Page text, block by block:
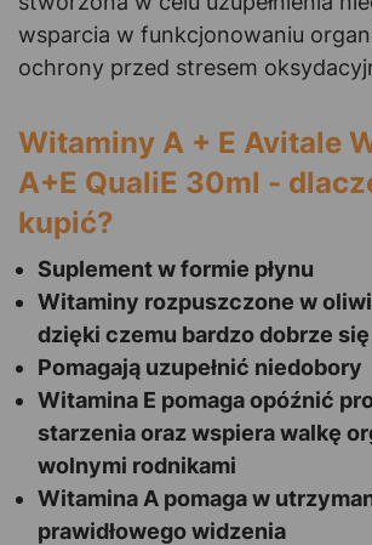
wsparcia w funkcjonowaniu
ochrony przed stresem
Witaminy A + E Avitale
A+E QualiE 30ml -
kupić?
Suplement w formie płynu
Witaminy rozpuszczone w
dzięki czemu bardzo dobrze
Pomagają uzupełnić niedobory
Witamina E pomaga opóźnić
starzenia oraz wspiera walkę
wolnymi rodnikami
Witamina A pomaga w
prawidłowego widzenia